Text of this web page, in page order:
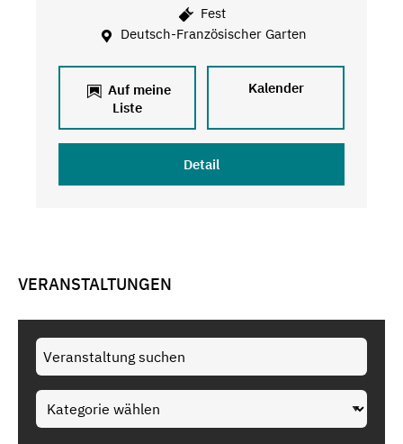
Fest
Deutsch-Französischer Garten
Auf meine
Liste
Kalender
Detail
VERANSTALTUNGEN